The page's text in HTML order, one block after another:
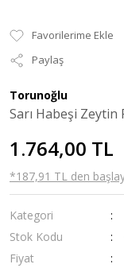
Paylaş
Torunoğlu
Sarı Habeşi Zeytin
1.764,00 TL
*187,91 TL den
Kategori
Stok Kodu
Fiyat